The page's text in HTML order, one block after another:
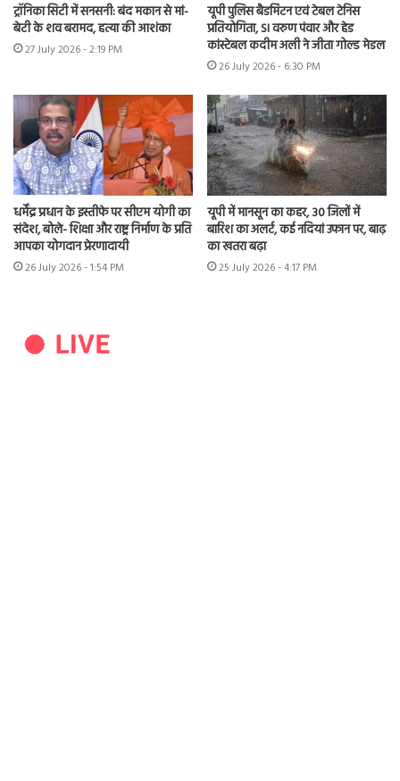
ट्रॉनिका सिटी में सनसनी: बंद मकान से मां-
बेटी के शव बरामद, हत्या की आशंका
27 July 2026 - 2:19 PM
यूपी पुलिस बैडमिंटन एवं टेबल टेनिस
प्रतियोगिता, SI वरुण पंवार और हेड
कांस्टेबल कदीम अली ने जीता गोल्ड मेडल
26 July 2026 - 6:30 PM
धर्मेंद्र प्रधान के इस्तीफे पर सीएम योगी का
संदेश, बोले- शिक्षा और राष्ट्र निर्माण के प्रति
आपका योगदान प्रेरणादायी
26 July 2026 - 1:54 PM
यूपी में मानसून का कहर, 30 जिलों में
बारिश का अलर्ट, कई नदियां उफान पर, बाढ़
का खतरा बढ़ा
25 July 2026 - 4:17 PM